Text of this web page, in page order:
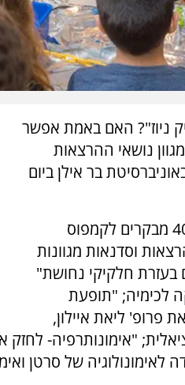
ניוז"? האם באמת אפשר
נושאי ההרצאות
בר אילן ביום
במהלך הערב הגיעו למעלה מ-4000 מבקרים לקמפוס
וסדנאות מגוונות
בעזרת חלקיקי נחושת"
לכימיה; "תופעת
פרופ' ליאת איילון,
"אימונותרפיה-
של סרטן